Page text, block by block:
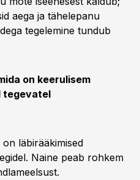
aega ja tähelepanu
tegelemine tundub
on keerulisem
tegevatel
läbirääkimised
Naine peab rohkem